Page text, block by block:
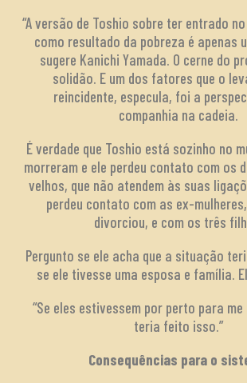
“A versão de Toshio sobre ter entrado
como resultado da pobreza é apenas
sugere Kanichi Yamada. O cerne do
solidão. E um dos fatores que o
reincidente, especula, foi a
companhia na cadeia.
É verdade que Toshio está sozinho no
morreram e ele perdeu contato com os
velhos, que não atendem às suas
perdeu contato com as ex-
divorciou, e com os três
Pergunto se ele acha que a situação
se ele tivesse uma esposa e família.
“Se eles estivessem por perto para
teria feito isso.”
Consequências para o